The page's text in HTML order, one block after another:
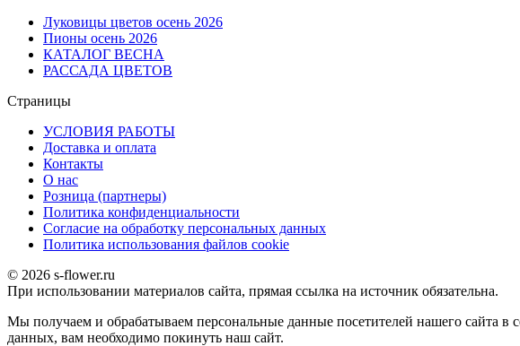
Луковицы цветов осень 2026
Пионы осень 2026
КАТАЛОГ ВЕСНА
РАССАДА ЦВЕТОВ
Страницы
УСЛОВИЯ РАБОТЫ
Доставка и оплата
Контакты
О наc
Розница (партнеры)
Политика конфиденциальности
Согласие на обработку персональных данных
Политика использования файлов сookie
© 2026 s-flower.ru
При использовании материалов сайта, прямая ссылка на источник обязательна.
Мы получаем и обрабатываем персональные данные посетителей нашего сайта в
данных, вам необходимо покинуть наш сайт.